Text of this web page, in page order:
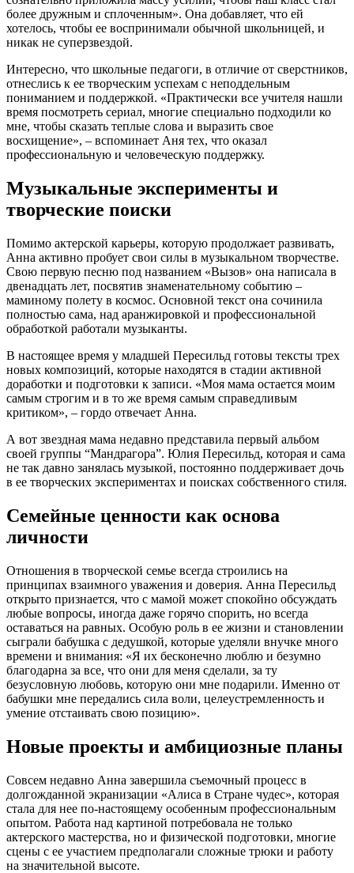
более дружным и сплоченным». Она добавляет, что ей
хотелось, чтобы ее воспринимали обычной школьницей, и
никак не суперзвездой.
Интересно, что школьные педагоги, в отличие от сверстников,
отнеслись к ее творческим успехам с неподдельным
пониманием и поддержкой. «Практически все учителя нашли
время посмотреть сериал, многие специально подходили ко
мне, чтобы сказать теплые слова и выразить свое
восхищение», – вспоминает Аня тех, что оказал
профессиональную и человеческую поддержку.
Музыкальные эксперименты и
творческие поиски
Помимо актерской карьеры, которую продолжает развивать,
Анна активно пробует свои силы в музыкальном творчестве.
Свою первую песню под названием «Вызов» она написала в
двенадцать лет, посвятив знаменательному событию –
маминому полету в космос. Основной текст она сочинила
полностью сама, над аранжировкой и профессиональной
обработкой работали музыканты.
В настоящее время у младшей Пересильд готовы тексты трех
новых композиций, которые находятся в стадии активной
доработки и подготовки к записи. «Моя мама остается моим
самым строгим и в то же время самым справедливым
критиком», – гордо отвечает Анна.
А вот звездная мама недавно представила первый альбом
своей группы “Мандрагора”. Юлия Пересильд, которая и сама
не так давно занялась музыкой, постоянно поддерживает дочь
в ее творческих экспериментах и поисках собственного стиля.
Семейные ценности как основа
личности
Отношения в творческой семье всегда строились на
принципах взаимного уважения и доверия. Анна Пересильд
открыто признается, что с мамой может спокойно обсуждать
любые вопросы, иногда даже горячо спорить, но всегда
оставаться на равных. Особую роль в ее жизни и становлении
сыграли бабушка с дедушкой, которые уделяли внучке много
времени и внимания: «Я их бесконечно люблю и безумно
благодарна за все, что они для меня сделали, за ту
безусловную любовь, которую они мне подарили. Именно от
бабушки мне передались сила воли, целеустремленность и
умение отстаивать свою позицию».
Новые проекты и амбициозные планы
Совсем недавно Анна завершила съемочный процесс в
долгожданной экранизации «Алиса в Стране чудес», которая
стала для нее по-настоящему особенным профессиональным
опытом. Работа над картиной потребовала не только
актерского мастерства, но и физической подготовки, многие
сцены с ее участием предполагали сложные трюки и работу
на значительной высоте.